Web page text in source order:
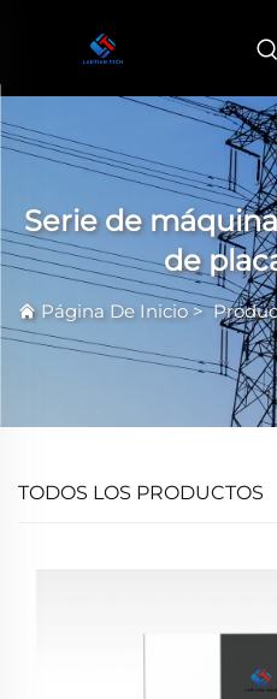
Serie de
de
Página De Inicio>
TODOS LOS PRODUCTOS